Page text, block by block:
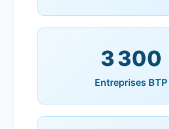
3 300
Entreprises BTP